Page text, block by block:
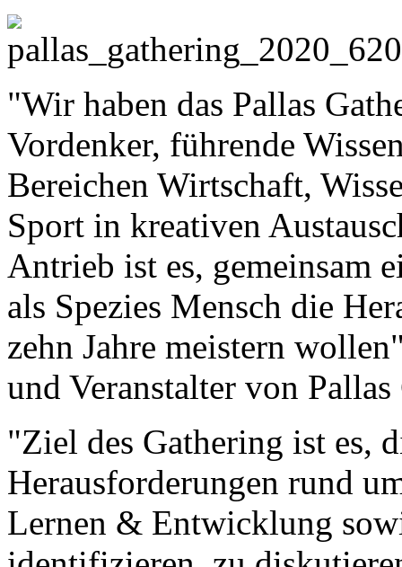
"Wir haben das Pallas
Vordenker, führende
Bereichen Wirtschaft,
Sport in kreativen
Antrieb ist es, gemeinsam
als Spezies Mensch die
zehn Jahre meistern
und Veranstalter von
"Ziel des Gathering ist es,
Herausforderungen rund
Lernen & Entwicklung